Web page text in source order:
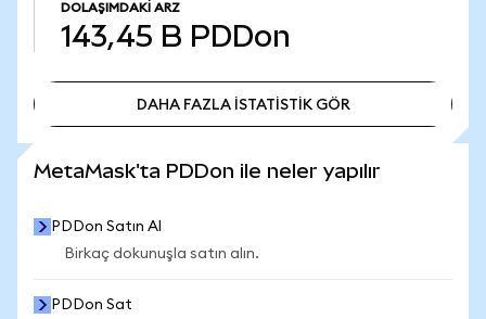
DOLAŞIMDAKI ARZ
143,45 B PDDon
DAHA FAZLA İSTATİSTİK GÖR
MetaMask'ta PDDon ile neler yapılır
PDDon Satın Al
Birkaç dokunuşla satın alın.
PDDon Sat